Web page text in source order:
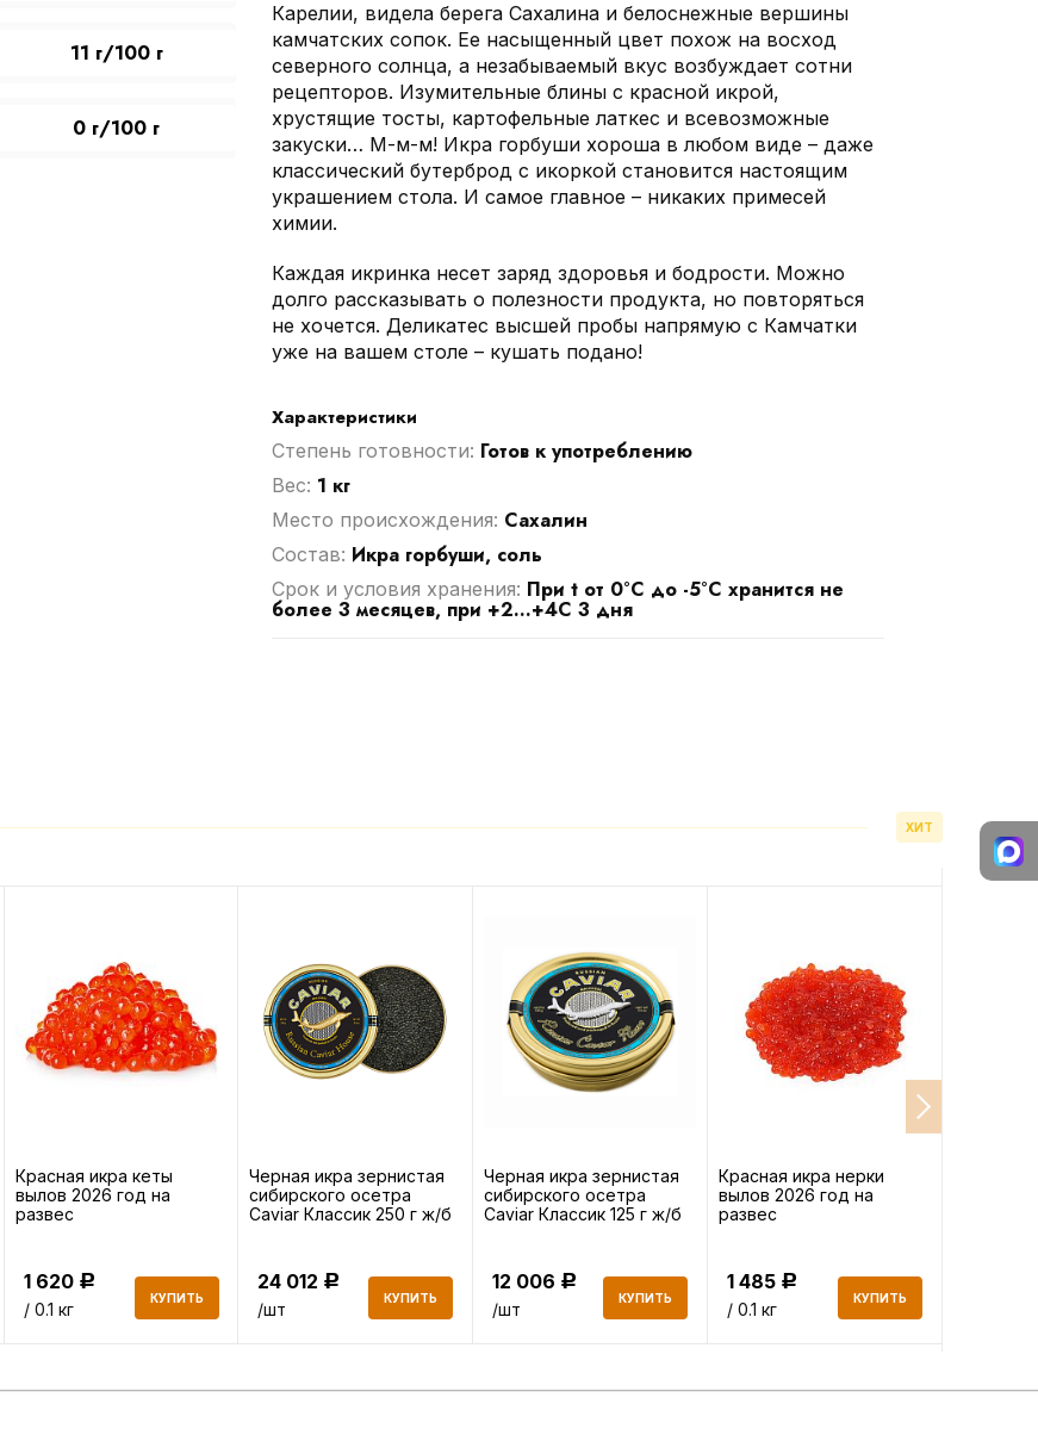
11 г/100 г
0 г/100 г
Карелии, видела берега Сахалина и белоснежные вершины
камчатских сопок. Ее насыщенный цвет похож на восход
северного солнца, а незабываемый вкус возбуждает сотни
рецепторов. Изумительные блины с красной икрой,
хрустящие тосты, картофельные латкес и всевозможные
закуски… М-м-м! Икра горбуши хороша в любом виде – даже
классический бутерброд с икоркой становится настоящим
украшением стола. И самое главное – никаких примесей
химии.
Каждая икринка несет заряд здоровья и бодрости. Можно
долго рассказывать о полезности продукта, но повторяться
не хочется. Деликатес высшей пробы напрямую с Камчатки
уже на вашем столе – кушать подано!
Характеристики
Степень готовности: Готов к употреблению
Вес: 1 кг
Место происхождения: Сахалин
Cостав: Икра горбуши, соль
Срок и условия хранения: При t от 0°С до -5°С хранится не
более 3 месяцев, при +2...+4С 3 дня
ХИТ
Красная икра кеты
вылов 2026 год на
развес
1 620 Р
/ 0.1 кг
КУПИТЬ
Черная икра зернистая
сибирского осетра
Caviar Классик 250 г ж/б
24 012 Р
/шт
КУПИТЬ
Черная икра зернистая
сибирского осетра
Caviar Классик 125 г ж/б
12 006 Р
/шт
КУПИТЬ
Красная икра нерки
вылов 2026 год на
развес
1 485 Р
/ 0.1 кг
КУПИТЬ